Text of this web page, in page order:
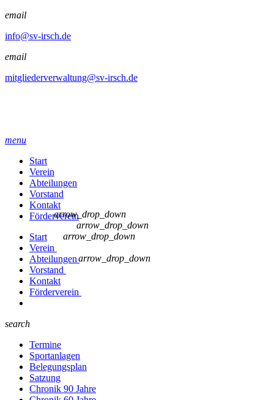
email
info@sv-irsch.de
email
mitgliederverwaltung@sv-irsch.de
menu
Start
Verein
Abteilungen
Vorstand
Kontakt
Förderverein
Start
Verein
arrow_drop_down
Abteilungen
arrow_drop_down
Vorstand
arrow_drop_down
Kontakt
Förderverein
arrow_drop_down
search
Termine
Sportanlagen
Belegungsplan
Satzung
Chronik 90 Jahre